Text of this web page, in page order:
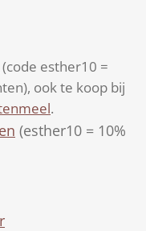
(code esther10 =
ook te koop bij
.
(esther10 = 10%